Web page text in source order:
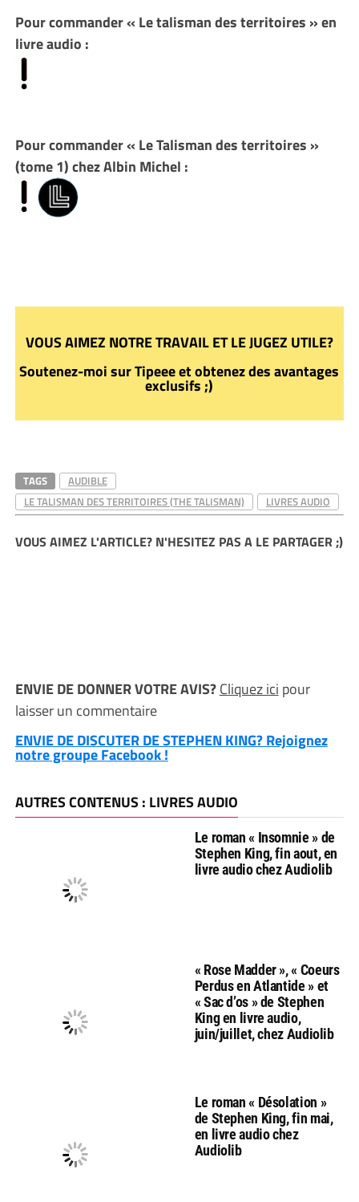
Pour commander « Le talisman des territoires » en
livre audio :
Pour commander « Le Talisman des territoires »
(tome 1) chez Albin Michel :
VOUS AIMEZ NOTRE TRAVAIL ET LE JUGEZ UTILE?
Soutenez-moi sur Tipeee et obtenez des avantages
exclusifs ;)
TAGS
AUDIBLE
LE TALISMAN DES TERRITOIRES (THE TALISMAN)
LIVRES AUDIO
VOUS AIMEZ L'ARTICLE? N'HESITEZ PAS A LE PARTAGER ;)
ENVIE DE DONNER VOTRE AVIS?Cliquez ici pour
laisser un commentaire
ENVIE DE DISCUTER DE STEPHEN KING? Rejoignez
notre groupe Facebook !
AUTRES CONTENUS : LIVRES AUDIO
Le roman « Insomnie » de
Stephen King, fin aout, en
livre audio chez Audiolib
« Rose Madder », « Coeurs
Perdus en Atlantide » et
« Sac d’os » de Stephen
King en livre audio,
juin/juillet, chez Audiolib
Le roman « Désolation »
de Stephen King, fin mai,
en livre audio chez
Audiolib